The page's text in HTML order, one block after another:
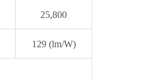
25,800
129 (lm/W)